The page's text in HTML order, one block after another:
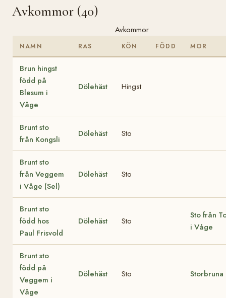
Avkommor (40)
Avkommor
NAMN RAS KÖN FÖDD MOR
Brun hingst
född på
Blesum i
Våge
Dölehäst Hingst
Brunt sto
från Kongsli
Dölehäst Sto
Brunt sto
från Veggem
i Våge (Sel)
Dölehäst Sto
Brunt sto
född hos
Paul Frisvold
Dölehäst Sto
Sto från
i Våge
Brunt sto
född på
Veggem i
Våge
Dölehäst Sto Storbruna